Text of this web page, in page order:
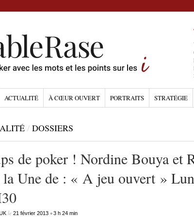
ACTUALITÉ À CŒUR OUVERT PORTRAITS STRATÉGIE
/ DOSSIERS
de poker ! Nordine Bouya et
Une de : « A jeu ouvert »
le 21 février 2013•3 h 24 min